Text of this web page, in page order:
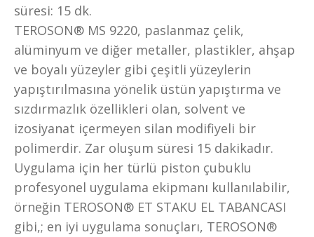
süresi: 15 dk.
TEROSON® MS 9220, paslanmaz çelik,
alüminyum ve diğer metaller, plastikler, ahşap
ve boyalı yüzeyler gibi çeşitli yüzeylerin
yapıştırılmasına yönelik üstün yapıştırma ve
sızdırmazlık özellikleri olan, solvent ve
izosiyanat içermeyen silan modifiyeli bir
polimerdir. Zar oluşum süresi 15 dakikadır.
Uygulama için her türlü piston çubuklu
profesyonel uygulama ekipmanı kullanılabilir,
örneğin TEROSON® ET STAKU EL TABANCASI
gibi,; en iyi uygulama sonuçları, TEROSON®